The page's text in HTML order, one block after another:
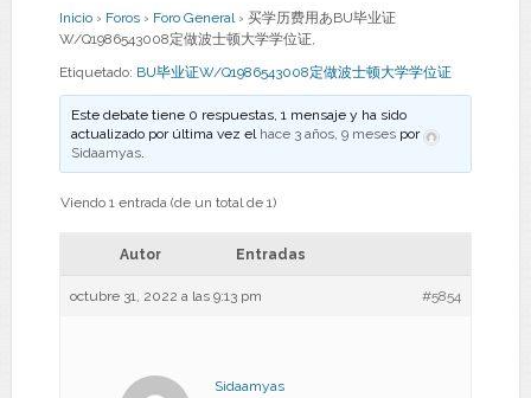
Inicio › Foros › Foro General › 买学历费用あBU毕业证
W/Q1986543008定做波士顿大学学位证,
Etiquetado: BU毕业证W/Q1986543008定做波士顿大学学位证
Este debate tiene 0 respuestas, 1 mensaje y ha sido
actualizado por última vez el hace 3 años, 9 meses por
Sidaamyas.
Viendo 1 entrada (de un total de 1)
Autor Entradas
octubre 31, 2022 a las 9:13 pm #5854
Sidaamyas